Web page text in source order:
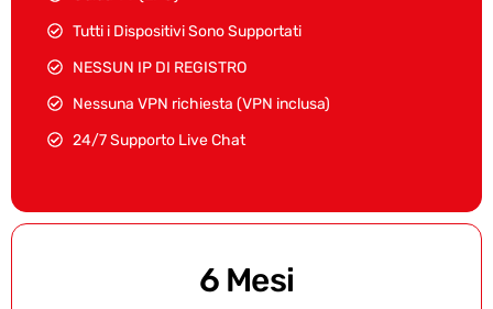
Tutti i Dispositivi Sono Supportati
NESSUN IP DI REGISTRO
Nessuna VPN richiesta (VPN inclusa)
24/7 Supporto Live Chat
6 Mesi